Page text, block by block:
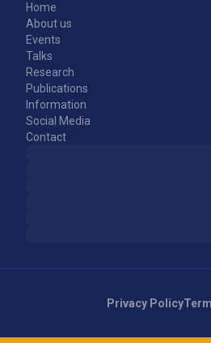
Home
About us
Events
Talks
Research
Publications
Information
Social Media
Contact
Privacy Policy